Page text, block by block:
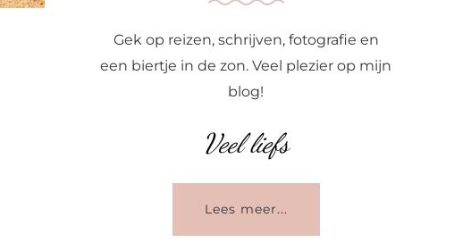
Gek op reizen, schrijven, fotografie en
een biertje in de zon. Veel plezier op mijn
blog!
Veel liefs
Lees meer...